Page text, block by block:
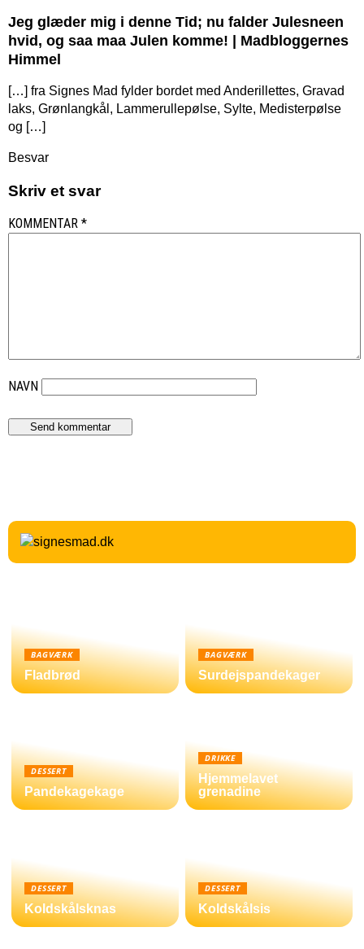
Jeg glæder mig i denne Tid; nu falder Julesneen
hvid, og saa maa Julen komme! | Madbloggernes
Himmel
[…] fra Signes Mad fylder bordet med Anderillettes, Gravad
laks, Grønlangkål, Lammerullepølse, Sylte, Medisterpølse
og […]
Besvar
Skriv et svar
KOMMENTAR *
NAVN
BAGVÆRK
Fladbrød
BAGVÆRK
Surdejspandekager
DESSERT
Pandekagekage
DRIKKE
Hjemmelavet
grenadine
DESSERT
Koldskålsknas
DESSERT
Koldskålsis